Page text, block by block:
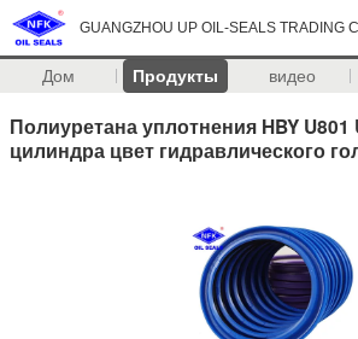
GUANGZHOU UP OIL-SEALS TRADING
Дом Продукты видео
Полиуретана уплотнения HBY
цилиндра цвет гидравлического